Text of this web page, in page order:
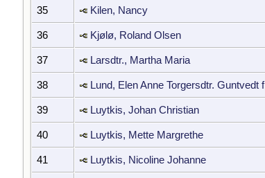
35 Kilen, Nancy
36 Kjølø, Roland Olsen
37 Larsdtr., Martha Maria
38 Lund, Elen Anne Torgersdtr. Guntvedt f
39 Luytkis, Johan Christian
40 Luytkis, Mette Margrethe
41 Luytkis, Nicoline Johanne